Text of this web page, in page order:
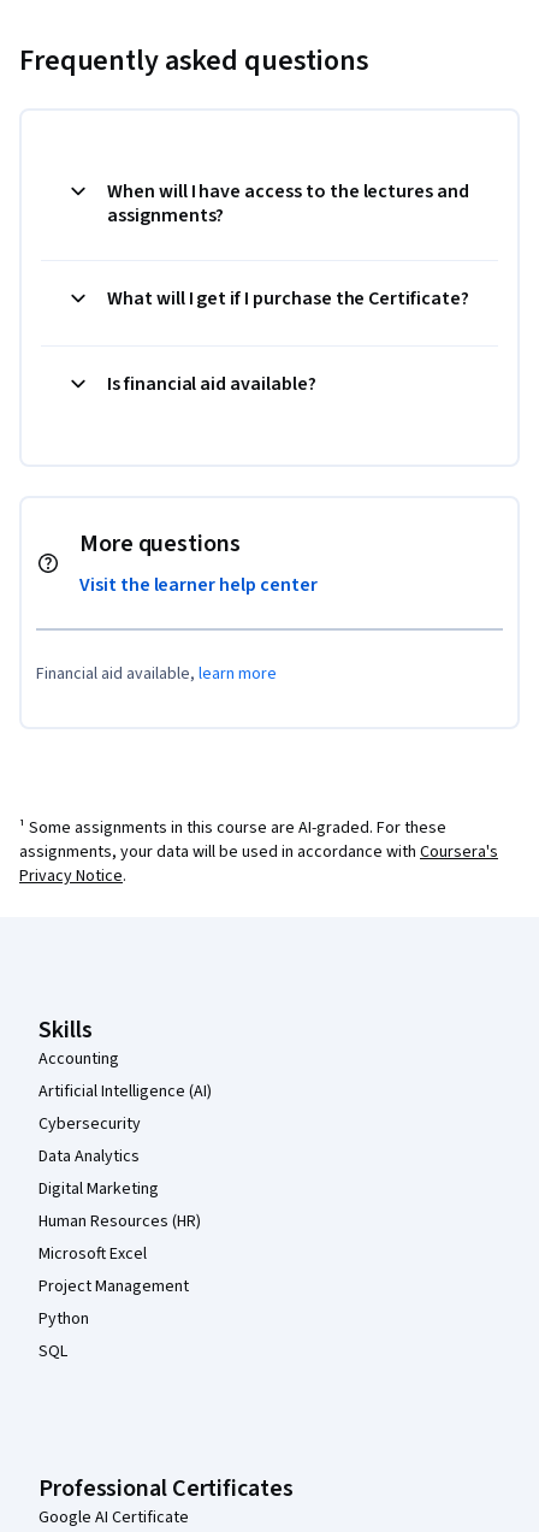
Frequently asked questions
When will I have access to the lectures and
assignments?
What will I get if I purchase the Certificate?
Is financial aid available?
More questions
Visit the learner help center
Financial aid available, learn more
¹ Some assignments in this course are AI-graded. For these
assignments, your data will be used in accordance with Coursera's
Privacy Notice.
Skills
Accounting
Artificial Intelligence (AI)
Cybersecurity
Data Analytics
Digital Marketing
Human Resources (HR)
Microsoft Excel
Project Management
Python
SQL
Professional Certificates
Google AI Certificate